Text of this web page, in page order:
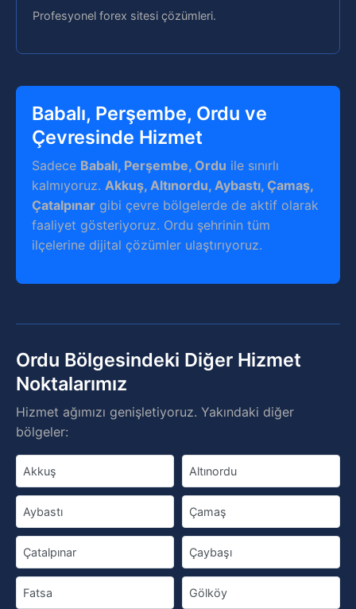
Profesyonel forex sitesi çözümleri.
Babalı, Perşembe, Ordu ve
Çevresinde Hizmet
Sadece Babalı, Perşembe, Ordu ile sınırlı
kalmıyoruz. Akkuş, Altınordu, Aybastı, Çamaş,
Çatalpınar gibi çevre bölgelerde de aktif olarak
faaliyet gösteriyoruz. Ordu şehrinin tüm
ilçelerine dijital çözümler ulaştırıyoruz.
Ordu Bölgesindeki Diğer Hizmet
Noktalarımız
Hizmet ağımızı genişletiyoruz. Yakındaki diğer
bölgeler:
Akkuş Altınordu
Aybastı Çamaş
Çatalpınar Çaybaşı
Fatsa Gölköy